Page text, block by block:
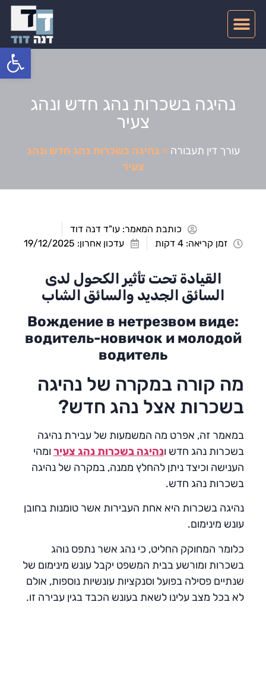
נהיגה בשכרות נהג חדש ונהג
צעיר
עורך דין תעבורה » נהיגה בשכרות נהג חדש ונהג
צעיר
כותבת המאמר:עו"ד דנה דוד
זמן קריאה: 4 דקות
עדכון אחרון: 19/12/2025
القيادة تحت تأثير الكحول لدى
السائق الجديد والسائق الشاب
Вождение в нетрезвом виде:
водитель-новичок и молодой
водитель
מה קורה במקרה של נהיגה
בשכרות אצל נהג חדש?
במאמר זה, אפרט מה המשמעות של עבירת נהיגה
בשכרות נהג חדש ונהיגה בשכרות נהג צעיר ומהי
הענישה וכיצד ניתן להחלץ ממנה, במקרה של נהיגה
בשכרות נהג חדש.
נהיגה בשכרות היא אחת העבירות אשר טומנות בחובן
עונש מינימום.
כלומר המחוקק החליט, כי נהג אשר נתפס נוהג
בשכרות ומורשע בבית המשפט יקבל עונש מינימום של
שנתיים פסילה בפועל וסנקציות עונשיות נוספות, אולם
לא בכל מצב עלינו לשאת בעונש הכבד בגין עבירה זו.
פתח